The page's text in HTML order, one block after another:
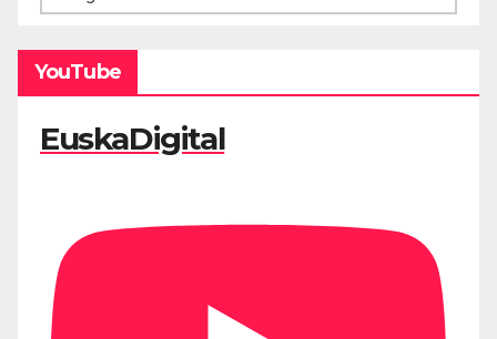
YouTube
EuskaDigital